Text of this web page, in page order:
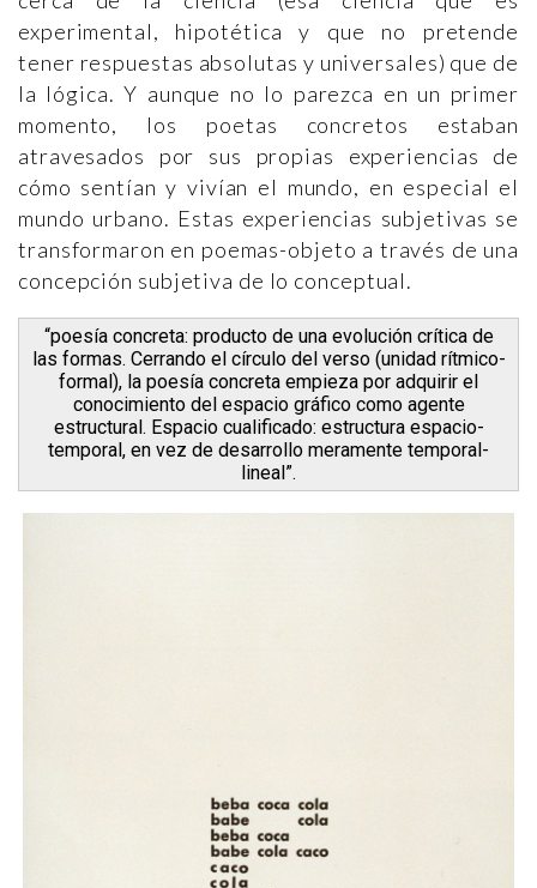
experimental, hipotética y que no pretende
tener respuestas absolutas y universales) que de
la lógica. Y aunque no lo parezca en un primer
momento, los poetas concretos estaban
atravesados por sus propias experiencias de
cómo sentían y vivían el mundo, en especial el
mundo urbano. Estas experiencias subjetivas se
transformaron en poemas-objeto a través de una
concepción subjetiva de lo conceptual.
“poesía concreta: producto de una evolución crítica de
las formas. Cerrando el círculo del verso (unidad rítmico-
formal), la poesía concreta empieza por adquirir el
conocimiento del espacio gráfico como agente
estructural. Espacio cualificado: estructura espacio-
temporal, en vez de desarrollo meramente temporal-
lineal”.